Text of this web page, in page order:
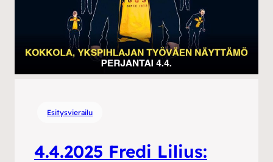
Esitysvierailu
4.4.2025 Fredi Lilius: